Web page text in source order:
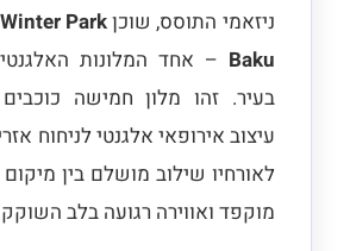
ניזאמי התוסס, שוכןPark
Baku – אחד המלונות
בעיר. זהו מלון חמישה
עיצוב אירופאי אלגנטי לניחוח
לאורחיו שילוב מושלם בין
מוקפד ואווירה רגועה בלב